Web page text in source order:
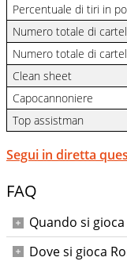
Percentuale di tiri in
Numero totale di
Numero totale di
Clean sheet
Capocannoniere
Top assistman
Segui in diretta
FAQ
Quando si
Lunedì 29
Dove si gioca